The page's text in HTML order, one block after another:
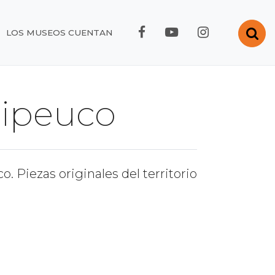
LOS MUSEOS CUENTAN FACEBOOK RMC
YOUTUBE RMC
Piezas originales del territorio